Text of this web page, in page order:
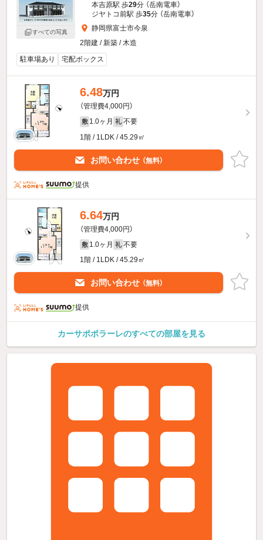
すべての写真
本吉原駅 歩29分 （岳南電車）
ジヤトコ前駅 歩35分 （岳南電車）
静岡県富士市今泉
2階建 / 新築 / 木造
駐車場あり
宅配ボックス
6.48万円
（管理費4,000円）
敷 1.0ヶ月 礼 不要
1階 / 1LDK / 45.29㎡
お問い合わせ （無料）
提供
6.64万円
（管理費4,000円）
敷 1.0ヶ月 礼 不要
1階 / 1LDK / 45.29㎡
お問い合わせ （無料）
提供
カーサポポラーレのすべての部屋を見る